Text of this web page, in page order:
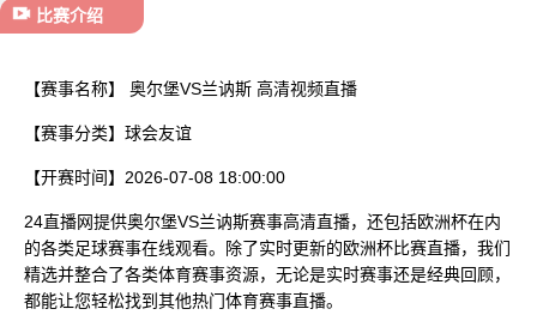
比赛介绍
【赛事名称】 奥尔堡VS兰讷斯 高清视频直播
【赛事分类】 球会友谊
【开赛时间】 2026-07-08 18:00:00
24直播网提供奥尔堡VS兰讷斯赛事高清直播，还包括欧洲杯在内
的各类足球赛事在线观看。除了实时更新的欧洲杯比赛直播，我们
精选并整合了各类体育赛事资源，无论是实时赛事还是经典回顾，
都能让您轻松找到其他热门体育赛事直播。